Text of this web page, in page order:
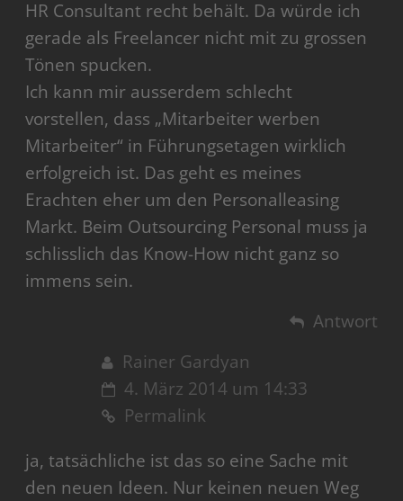
HR Consultant recht behält. Da würde ich
gerade als Freelancer nicht mit zu grossen
Tönen spucken.
Ich kann mir ausserdem schlecht
vorstellen, dass „Mitarbeiter werben
Mitarbeiter“ in Führungsetagen wirklich
erfolgreich ist. Das geht es meines
Erachten eher um den Personalleasing
Markt. Beim Outsourcing Personal muss ja
schlisslich das Know-How nicht ganz so
immens sein.
Antwort
Rainer Gardyan
4. März 2014 um 14:33
Permalink
ja, tatsächliche ist das so eine Sache mit
den neuen Ideen. Nur keinen neuen Weg